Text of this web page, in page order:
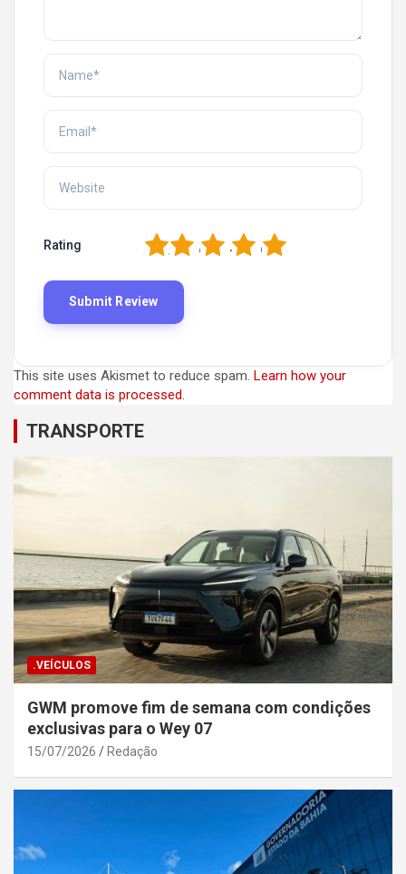
Rating 5
4
3
2
This site uses Akismet to reduce spam. Learn how your
comment data is processed.
TRANSPORTE
.VEÍCULOS
GWM promove fim de semana com condições
exclusivas para o Wey 07
15/07/2026 Redação